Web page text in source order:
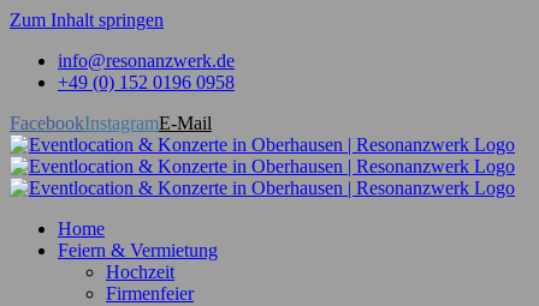
Zum Inhalt springen
info@resonanzwerk.de
+49 (0) 152 0196 0958
FacebookInstagramE-Mail
Home
Feiern & Vermietung
Hochzeit
Firmenfeier